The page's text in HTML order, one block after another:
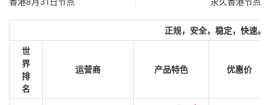
正规，安全，稳定，快速。
世
界
排
名
运营商 产品特色 优惠价